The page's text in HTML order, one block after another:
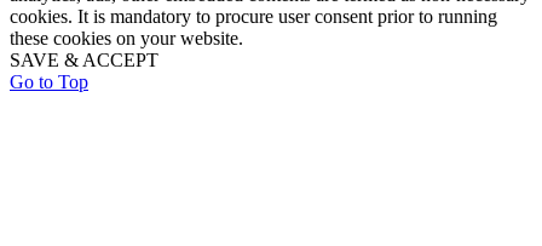
cookies. It is mandatory to procure user consent prior to running
these cookies on your website.
SAVE & ACCEPT
Go to Top